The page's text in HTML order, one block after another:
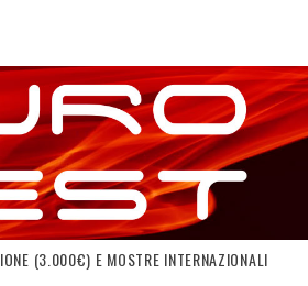
(3.000€) E MOSTRE INTERNAZIONALI